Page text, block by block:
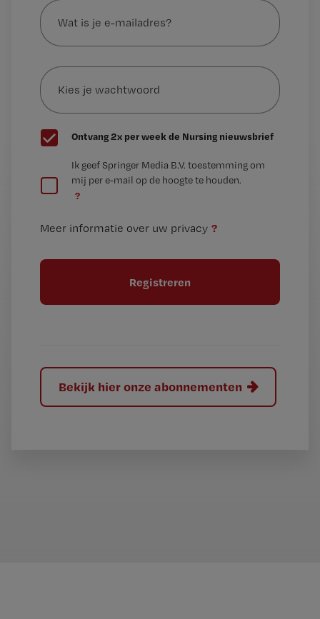
is
je
mailadres?
Kies
je
wachtwoord
G
e
t
Ontvang 2x per week de Nursing nieuwsbrief
e
t
l
Ik geef Springer Media B.V. toestemming om
mij per e-mail op de hoogte te houden.
?
Meer informatie over uw privacy ?
Bekijk hier onze abonnementen